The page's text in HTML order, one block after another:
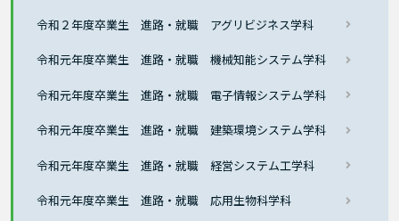
令和２年度卒業生 進路・就職 アグリビジネス学科
令和元年度卒業生 進路・就職 機械知能システム学科
令和元年度卒業生 進路・就職 電子情報システム学科
令和元年度卒業生 進路・就職 建築環境システム学科
令和元年度卒業生 進路・就職 経営システム工学科
令和元年度卒業生 進路・就職 応用生物科学科